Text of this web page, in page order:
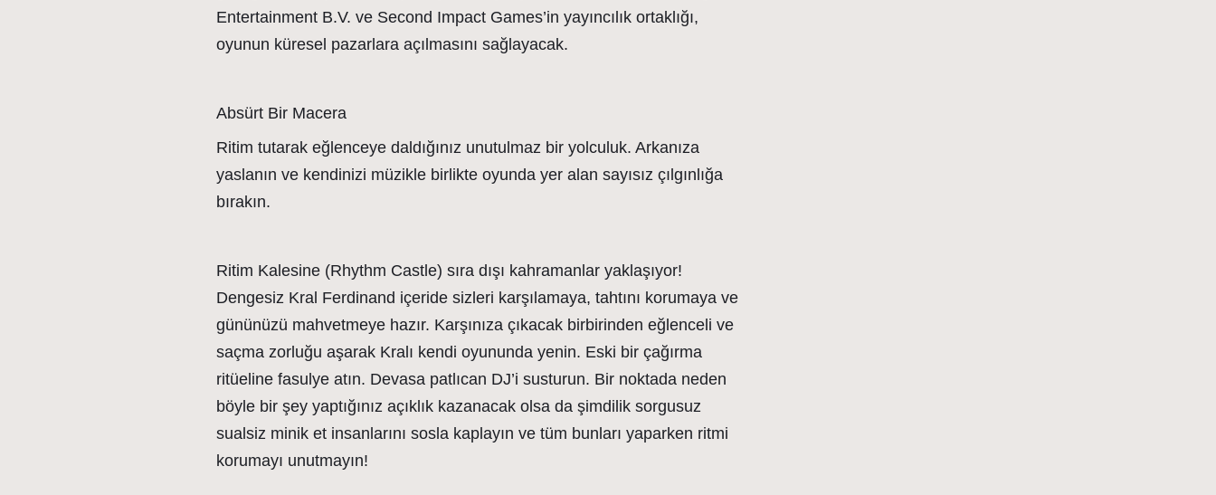
Entertainment B.V. ve Second Impact Games’in yayıncılık ortaklığı,
oyunun küresel pazarlara açılmasını sağlayacak.
Absürt Bir Macera
Ritim tutarak eğlenceye daldığınız unutulmaz bir yolculuk. Arkanıza
yaslanın ve kendinizi müzikle birlikte oyunda yer alan sayısız çılgınlığa
bırakın.
Ritim Kalesine (Rhythm Castle) sıra dışı kahramanlar yaklaşıyor!
Dengesiz Kral Ferdinand içeride sizleri karşılamaya, tahtını korumaya ve
gününüzü mahvetmeye hazır. Karşınıza çıkacak birbirinden eğlenceli ve
saçma zorluğu aşarak Kralı kendi oyununda yenin. Eski bir çağırma
ritüeline fasulye atın. Devasa patlıcan DJ’i susturun. Bir noktada neden
böyle bir şey yaptığınız açıklık kazanacak olsa da şimdilik sorgusuz
sualsiz minik et insanlarını sosla kaplayın ve tüm bunları yaparken ritmi
korumayı unutmayın!